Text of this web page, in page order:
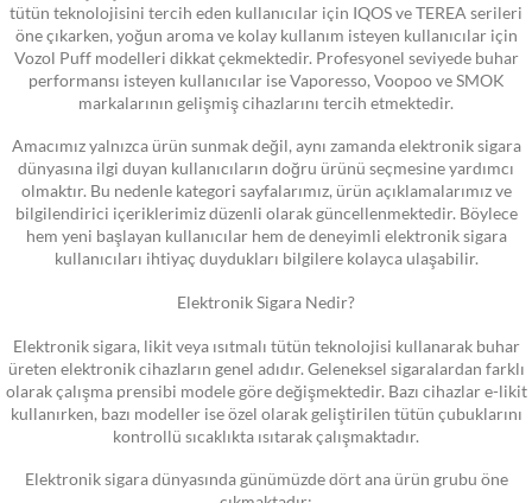
tütün teknolojisini tercih eden kullanıcılar için IQOS ve TEREA serileri
öne çıkarken, yoğun aroma ve kolay kullanım isteyen kullanıcılar için
Vozol Puff modelleri dikkat çekmektedir. Profesyonel seviyede buhar
performansı isteyen kullanıcılar ise Vaporesso, Voopoo ve SMOK
markalarının gelişmiş cihazlarını tercih etmektedir.
Amacımız yalnızca ürün sunmak değil, aynı zamanda elektronik sigara
dünyasına ilgi duyan kullanıcıların doğru ürünü seçmesine yardımcı
olmaktır. Bu nedenle kategori sayfalarımız, ürün açıklamalarımız ve
bilgilendirici içeriklerimiz düzenli olarak güncellenmektedir. Böylece
hem yeni başlayan kullanıcılar hem de deneyimli elektronik sigara
kullanıcıları ihtiyaç duydukları bilgilere kolayca ulaşabilir.
Elektronik Sigara Nedir?
Elektronik sigara, likit veya ısıtmalı tütün teknolojisi kullanarak buhar
üreten elektronik cihazların genel adıdır. Geleneksel sigaralardan farklı
olarak çalışma prensibi modele göre değişmektedir. Bazı cihazlar e-likit
kullanırken, bazı modeller ise özel olarak geliştirilen tütün çubuklarını
kontrollü sıcaklıkta ısıtarak çalışmaktadır.
Elektronik sigara dünyasında günümüzde dört ana ürün grubu öne